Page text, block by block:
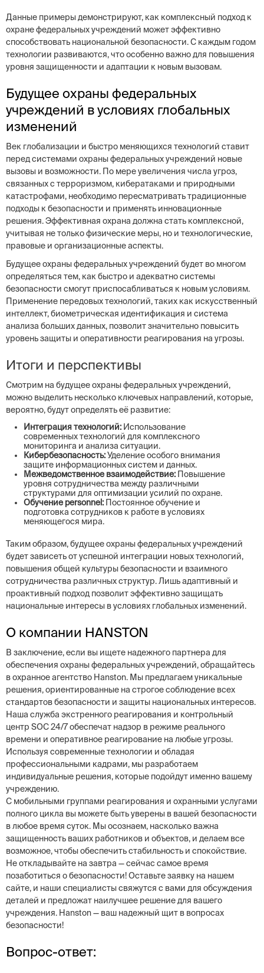
Данные примеры демонстрируют, как комплексный подход к
охране федеральных учреждений может эффективно
способствовать национальной безопасности. С каждым годом
технологии развиваются, что особенно важно для повышения
уровня защищенности и адаптации к новым вызовам.
Будущее охраны федеральных
учреждений в условиях глобальных
изменений
Век глобализации и быстро меняющихся технологий ставит
перед системами охраны федеральных учреждений новые
вызовы и возможности. По мере увеличения числа угроз,
связанных с терроризмом, кибератаками и природными
катастрофами, необходимо пересматривать традиционные
подходы к безопасности и применять инновационные
решения. Эффективная охрана должна стать комплексной,
учитывая не только физические меры, но и технологические,
правовые и организационные аспекты.
Будущее охраны федеральных учреждений будет во многом
определяться тем, как быстро и адекватно системы
безопасности смогут приспосабливаться к новым условиям.
Применение передовых технологий, таких как искусственный
интеллект, биометрическая идентификация и система
анализа больших данных, позволит значительно повысить
уровень защиты и оперативности реагирования на угрозы.
Итоги и перспективы
Смотрим на будущее охраны федеральных учреждений,
можно выделить несколько ключевых направлений, которые,
вероятно, будут определять её развитие:
Интеграция технологий: Использование
современных технологий для комплексного
мониторинга и анализа ситуации.
Кибербезопасность:Уделение особого внимания
защите информационных систем и данных.
Межведомственное взаимодействие: Повышение
уровня сотрудничества между различными
структурами для оптимизации усилий по охране.
Обучение personnel: Постоянное обучение и
подготовка сотрудников к работе в условиях
меняющегося мира.
Таким образом, будущее охраны федеральных учреждений
будет зависеть от успешной интеграции новых технологий,
повышения общей культуры безопасности и взаимного
сотрудничества различных структур. Лишь адаптивный и
проактивный подход позволит эффективно защищать
национальные интересы в условиях глобальных изменений.
О компании HANSTON
В заключение, если вы ищете надежного партнера для
обеспечения охраны федеральных учреждений, обращайтесь
в охранное агентство Hanston. Мы предлагаем уникальные
решения, ориентированные на строгое соблюдение всех
стандартов безопасности и защиты национальных интересов.
Наша служба экстренного реагирования и контрольный
центр SOC 24/7 обеспечат надзор в режиме реального
времени и оперативное реагирование на любые угрозы.
Используя современные технологии и обладая
профессиональными кадрами, мы разработаем
индивидуальные решения, которые подойдут именно вашему
учреждению.
С мобильными группами реагирования и охранными услугами
полного цикла вы можете быть уверены в вашей безопасности
в любое время суток. Мы осознаем, насколько важна
защищенность ваших работников и объектов, и делаем все
возможное, чтобы обеспечить стабильность и спокойствие.
Не откладывайте на завтра — сейчас самое время
позаботиться о безопасности! Оставьте заявку на нашем
сайте, и наши специалисты свяжутся с вами для обсуждения
деталей и предложат наилучшее решение для вашего
учреждения. Hanston — ваш надежный щит в вопросах
безопасности!
Вопрос-ответ: